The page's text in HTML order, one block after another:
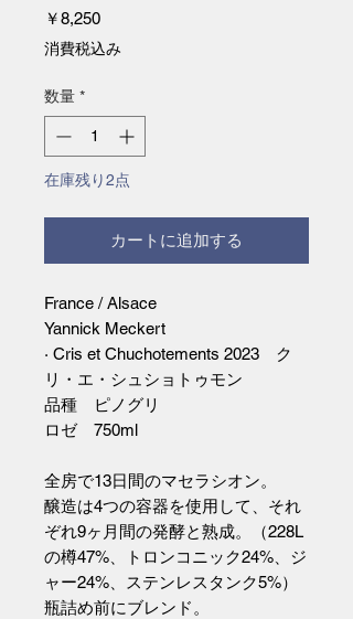
￥8,250価
格
消費税込み
数量 *
在庫残り2点
カートに追加する
France / Alsace
Yannick Meckert
· Cris et Chuchotements 2023 ク
リ・エ・シュショトゥモン
品種 ピノグリ
ロゼ 750ml
全房で13日間のマセラシオン。
醸造は4つの容器を使用して、それ
ぞれ9ヶ月間の発酵と熟成。（228L
の樽47%、トロンコニック24%、ジ
ャー24%、ステンレスタンク5%）
瓶詰め前にブレンド。